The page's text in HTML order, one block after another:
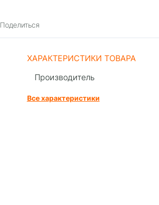
Поделиться
ХАРАКТЕРИСТИКИ ТОВАРА
Производитель
Все характеристики